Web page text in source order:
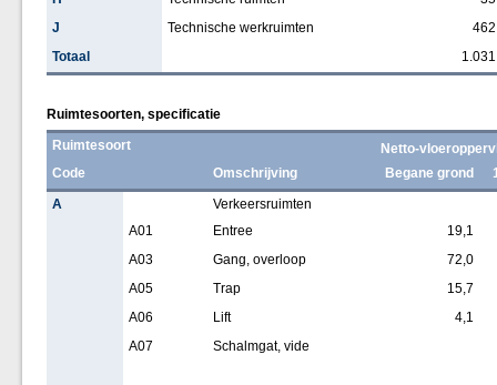
J
Technische werkruimten
Totaal
Ruimtesoorten, specificatie
Ruimtesoort
Netto-
Code
Omschrijving Begane grond
A
Verkeersruimten
A01
Entree
19,1
A03
Gang, overloop
72,0
A05
Trap
15,7
A06
Lift
4,1
A07
Schalmgat, vide